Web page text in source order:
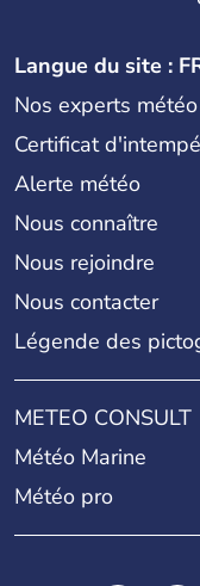
Langue du site :
Nos experts météo
Certificat
Alerte météo
Nous connaître
Nous rejoindre
Nous contacter
Légende des
METEO CONSULT
Météo Marine
Météo pro